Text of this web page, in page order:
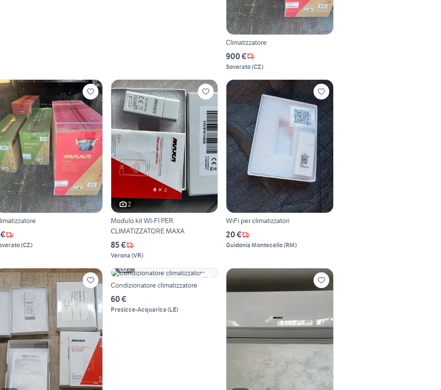
Climatizzatore
900 €
Soverato(CZ)
(CZ)
2
Modulo kit WI-FI PER
CLIMATIZZATORE MAXA
85 €
Verona (VR)
WiFi per climatizzatori
20 €
Guidonia Montecelio(RM)
2
Condizionatore climatizzatore
60 €
Presicce-Acquarica (LE)